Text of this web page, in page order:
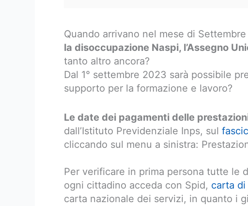
Quando arrivano nel mese di
la disoccupazione Naspi, l’Assegno
tanto altro ancora?
Dal 1° settembre 2023 sarà possibile
supporto per la formazione e lavoro?
Le date dei pagamenti delle
dall’Istituto Previdenziale Inps, sul
cliccando sul menu a sinistra:
Per verificare in prima persona tutte le
ogni cittadino acceda con Spid, carta
carta nazionale dei servizi, in quanto i